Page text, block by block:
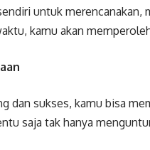
untuk merencanakan,
kamu akan
dan sukses, kamu bisa
saja tak hanya